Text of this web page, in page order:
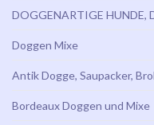
DOGGENARTIGE HUNDE,
Doggen Mixe
Antik Dogge, Saupacker,
Bordeaux Doggen und Mixe